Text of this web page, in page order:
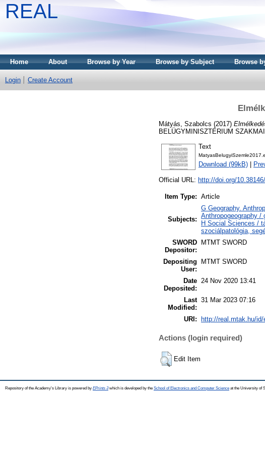
REAL
Home About Browse by Year Browse by Subject Browse
Login Create Account
Mátyás, Szabolcs (2017)
BELÜGYMINISZTÉRIUM
Text
Download (99kB)
Official URL: http://doi.org/
Item Type: Article
Subjects:
G Geography.
Anthropogeography /
H Social Sciences /
szociálpatológia,
SWORD
Depositor:
MTMT SWORD
Depositing
User:
MTMT SWORD
Date
Deposited:
24 Nov 2020 13:41
Last
Modified:
31 Mar 2023 07:16
URI: http://real.mtak.hu/id/
Actions (login required)
Edit Item
Repository of the Academy's Library is powered by EPrints 3which is developed by the School of Electronics and Computer Science at the University of